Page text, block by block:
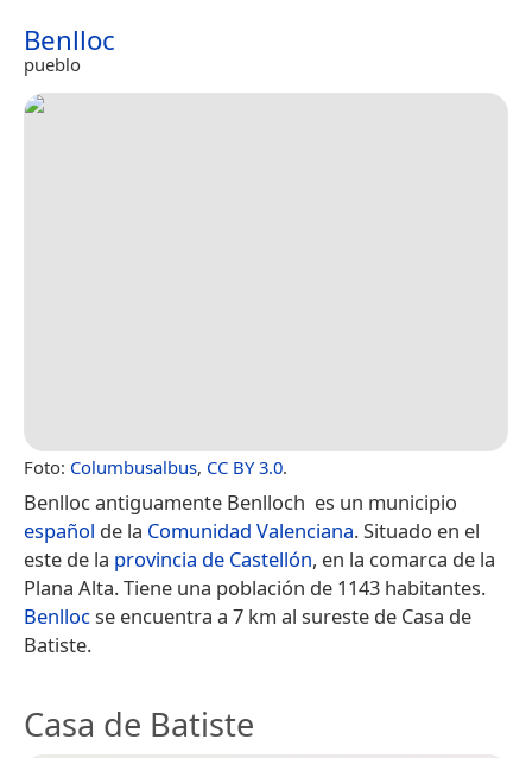
Benlloc
pueblo
Foto: Columbusalbus, CC BY 3.0.
Benlloc​ antiguamente Benlloch​ ​ es un municipio
español de la Comunidad Valenciana. Situado en el
este de la provincia de Castellón, en la comarca de la
Plana Alta. Tiene una población de 1143 habitantes.
Benllocse encuentra a 7 km al sureste de Casa de
Batiste.
Casa de Batiste